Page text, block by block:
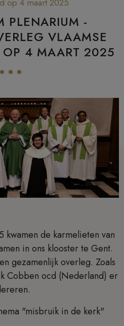
PLENARIUM -
VLAAMSE
OP 4 MAART 2025
de karmelieten van
in ons klooster te Gent.
gezamenlijk overleg. Zoals
Cobben ocd (Nederland) er
"misbruik in de kerk"